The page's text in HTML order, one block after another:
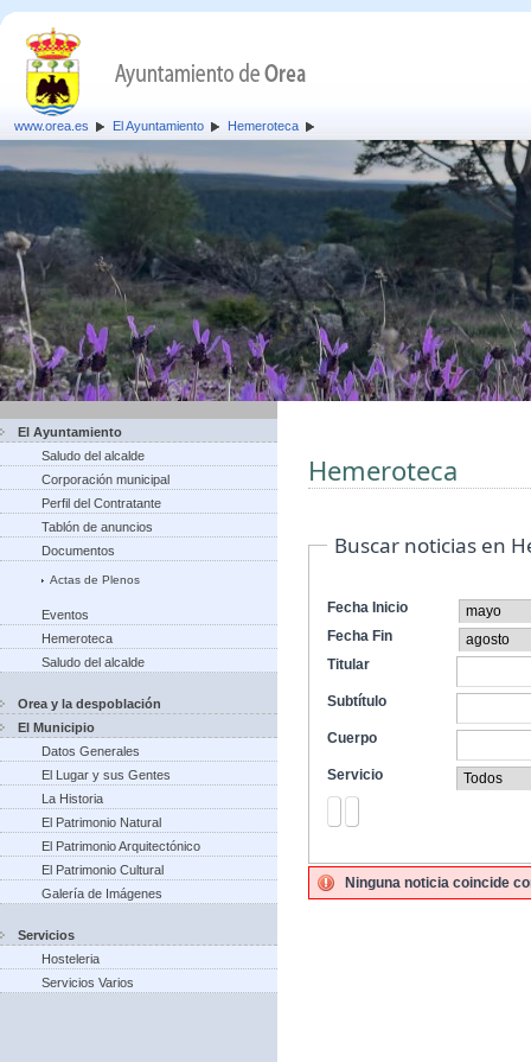
www.orea.es El Ayuntamiento Hemeroteca
El Ayuntamiento
Saludo del alcalde
Corporación municipal
Perfil del Contratante
Tablón de anuncios
Documentos
Actas de Plenos
Eventos
Hemeroteca
Saludo del alcalde
Orea y la despoblación
El Municipio
Datos Generales
El Lugar y sus Gentes
La Historia
El Patrimonio Natural
El Patrimonio Arquitectónico
El Patrimonio Cultural
Galería de Imágenes
Servicios
Hosteleria
Servicios Varios
Hemeroteca
Buscar noticias en
Fecha Inicio
Fecha Fin
Titular
Subtítulo
Cuerpo
Servicio
Ninguna noticia coincide